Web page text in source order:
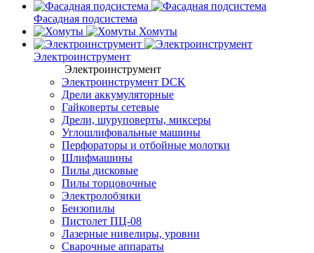
Фасадная подсистема
Хомуты
Электроинструмент
Электроинструмент
Электроинструмент DCK
Дрели аккумуляторные
Гайковерты сетевые
Дрели, шуруповерты, миксеры
Углошлифовальные машины
Перфораторы и отбойные молотки
Шлифмашины
Пилы дисковые
Пилы торцовочные
Электролобзики
Бензопилы
Пистолет ПЦ-08
Лазерные нивелиры, уровни
Сварочные аппараты